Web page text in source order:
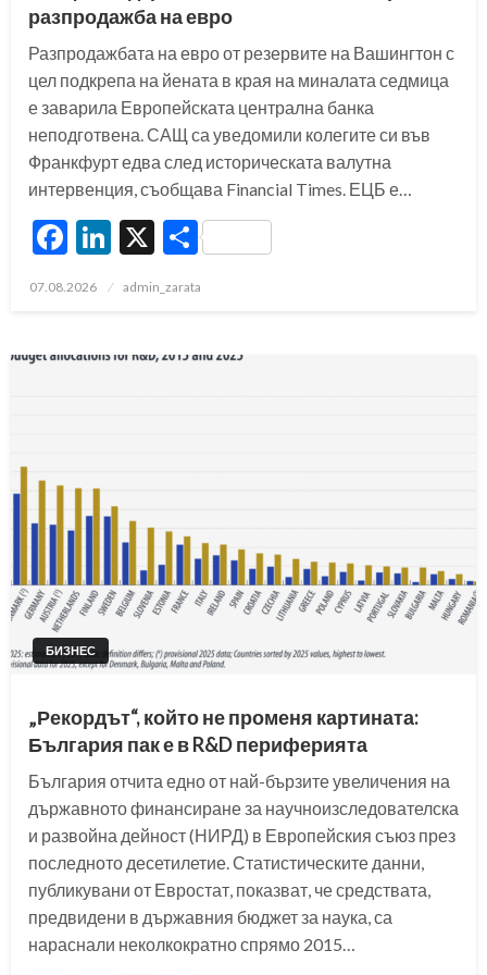
разпродажба на евро
Разпродажбата на евро от резервите на Вашингтон с
цел подкрепа на йената в края на миналата седмица
е заварила Европейската централна банка
неподготвена. САЩ са уведомили колегите си във
Франкфурт едва след историческата валутна
интервенция, съобщава Financial Times. ЕЦБ е…
Facebook
LinkedIn
X Share
Posted
07.08.2026 admin_zarata
БИЗНЕС
„Рекордът“, който не променя картината:
България пак е в R&D периферията
България отчита едно от най-бързите увеличения на
държавното финансиране за научноизследователска
и развойна дейност (НИРД) в Европейския съюз през
последното десетилетие. Статистическите данни,
публикувани от Евростат, показват, че средствата,
предвидени в държавния бюджет за наука, са
нараснали неколкократно спрямо 2015…